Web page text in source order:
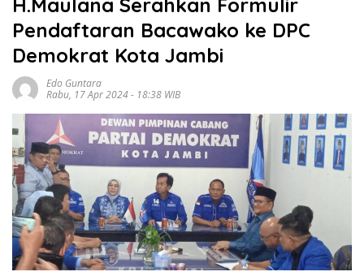
H.Maulana Serahkan Formulir
Pendaftaran Bacawako ke DPC
Demokrat Kota Jambi
Edo Guntara
Rabu, 17 Apr 2024 - 18:38 WIB